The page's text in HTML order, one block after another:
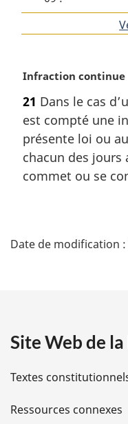
N
t
e
m
a
g
l
Infraction continue
21 Dans le cas
est compté une
présente loi ou
chacun des jours
commet ou se
é
i
l
s
Date de modification :
Site Web de
Textes
Ressources connexes